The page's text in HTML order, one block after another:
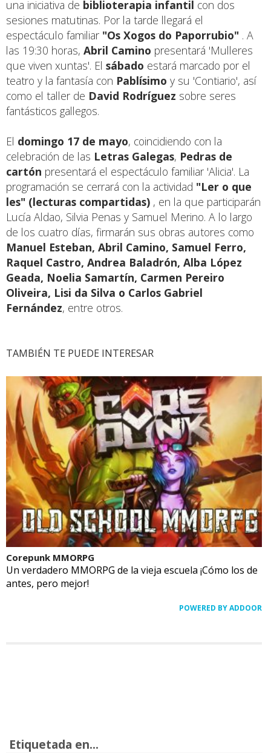
una iniciativa de biblioterapia infantil con dos
sesiones matutinas. Por la tarde llegará el
espectáculo familiar "Os Xogos do Paporrubio" . A
las 19:30 horas, Abril Camino presentará 'Mulleres
que viven xuntas'. El sábado estará marcado por el
teatro y la fantasía con Pablísimo y su 'Contiario', así
como el taller de David Rodríguez sobre seres
fantásticos gallegos.
El domingo 17 de mayo, coincidiendo con la
celebración de las Letras Galegas, Pedras de
cartón presentará el espectáculo familiar 'Alicia'. La
programación se cerrará con la actividad "Ler o que
les" (lecturas compartidas) , en la que participarán
Lucía Aldao, Silvia Penas y Samuel Merino. A lo largo
de los cuatro días, firmarán sus obras autores como
Manuel Esteban, Abril Camino, Samuel Ferro,
Raquel Castro, Andrea Baladrón, Alba López
Geada, Noelia Samartín, Carmen Pereiro
Oliveira, Lisi da Silva o Carlos Gabriel
Fernández, entre otros.
TAMBIÉN TE PUEDE INTERESAR
Corepunk MMORPG
Un verdadero MMORPG de la vieja escuela ¡Cómo los de
antes, pero mejor!
POWERED BY ADDOOR
Etiquetada en...